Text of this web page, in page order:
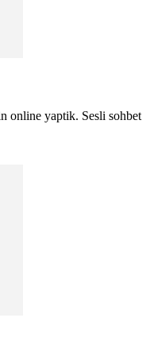
online yaptik. Sesli sohbet